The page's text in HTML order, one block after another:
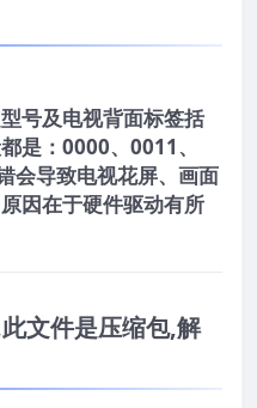
号及电视背面标签括
是：0000、0011、
会导致电视花屏、画面
因在于硬件驱动有所
文件是压缩包,解